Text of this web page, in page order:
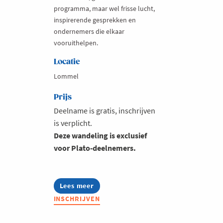
programma, maar wel frisse lucht,
inspirerende gesprekken en
ondernemers die elkaar
vooruithelpen.
Locatie
Lommel
Prijs
Deelname is gratis, inschrijven
is verplicht.
Deze wandeling is exclusief
voor Plato-deelnemers.
Lees meer
about
Plato
Walks:
INSCHRIJVEN